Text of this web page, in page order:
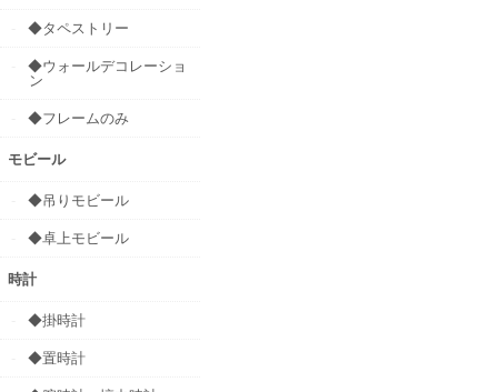
◆タペストリー
◆ウォールデコレーショ
ン
◆フレームのみ
モビール
◆吊りモビール
◆卓上モビール
時計
◆掛時計
◆置時計